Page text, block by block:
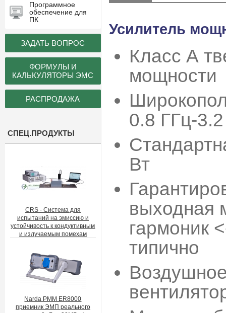
Программное
обеспечение для
ПК
ЗАДАТЬ ВОПРОС
ФОРМУЛЫ И
КАЛЬКУЛЯТОРЫ ЭМС
РАСПРОДАЖА
СПЕЦ.ПРОДУКТЫ
CRS - Система для
испытаний на эмиссию и
устойчивость к кондуктивным
и излучаемым помехам
Narda PMM ER8000
приемник ЭМП реального
Усилитель
Класс А
мощности
0.8 ГГц-
Вт
выходная
гармоник